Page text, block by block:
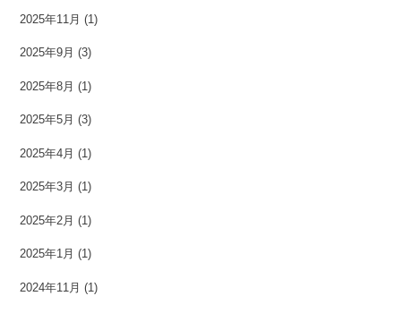
2025年11月 (1)
2025年9月 (3)
2025年8月 (1)
2025年5月 (3)
2025年4月 (1)
2025年3月 (1)
2025年2月 (1)
2025年1月 (1)
2024年11月 (1)